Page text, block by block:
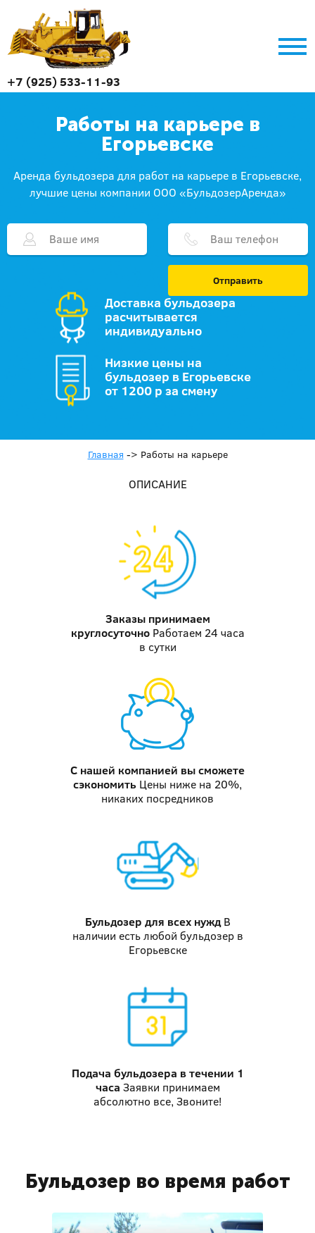
+7 (925) 533-11-93
Работы на карьере в
Егорьевске
Аренда бульдозера для работ на карьере в Егорьевске,
лучшие цены компании ООО «БульдозерАренда»
Отправить
Доставка бульдозера
расчитывается
индивидуально
Низкие цены на
бульдозер в Егорьевске
от 1200 р за смену
Главная -> Работы на карьере
ОПИСАНИЕ
Заказы принимаем
круглосуточно Работаем 24 часа
в сутки
С нашей компанией вы сможете
сэкономить Цены ниже на 20%,
никаких посредников
Бульдозер для всех нужд В
наличии есть любой бульдозер в
Егорьевске
Подача бульдозера в течении 1
часа Заявки принимаем
абсолютно все, Звоните!
Бульдозер во время работ